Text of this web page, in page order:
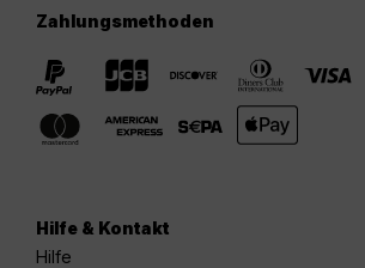
Zahlungsmethoden
Hilfe & Kontakt
Hilfe